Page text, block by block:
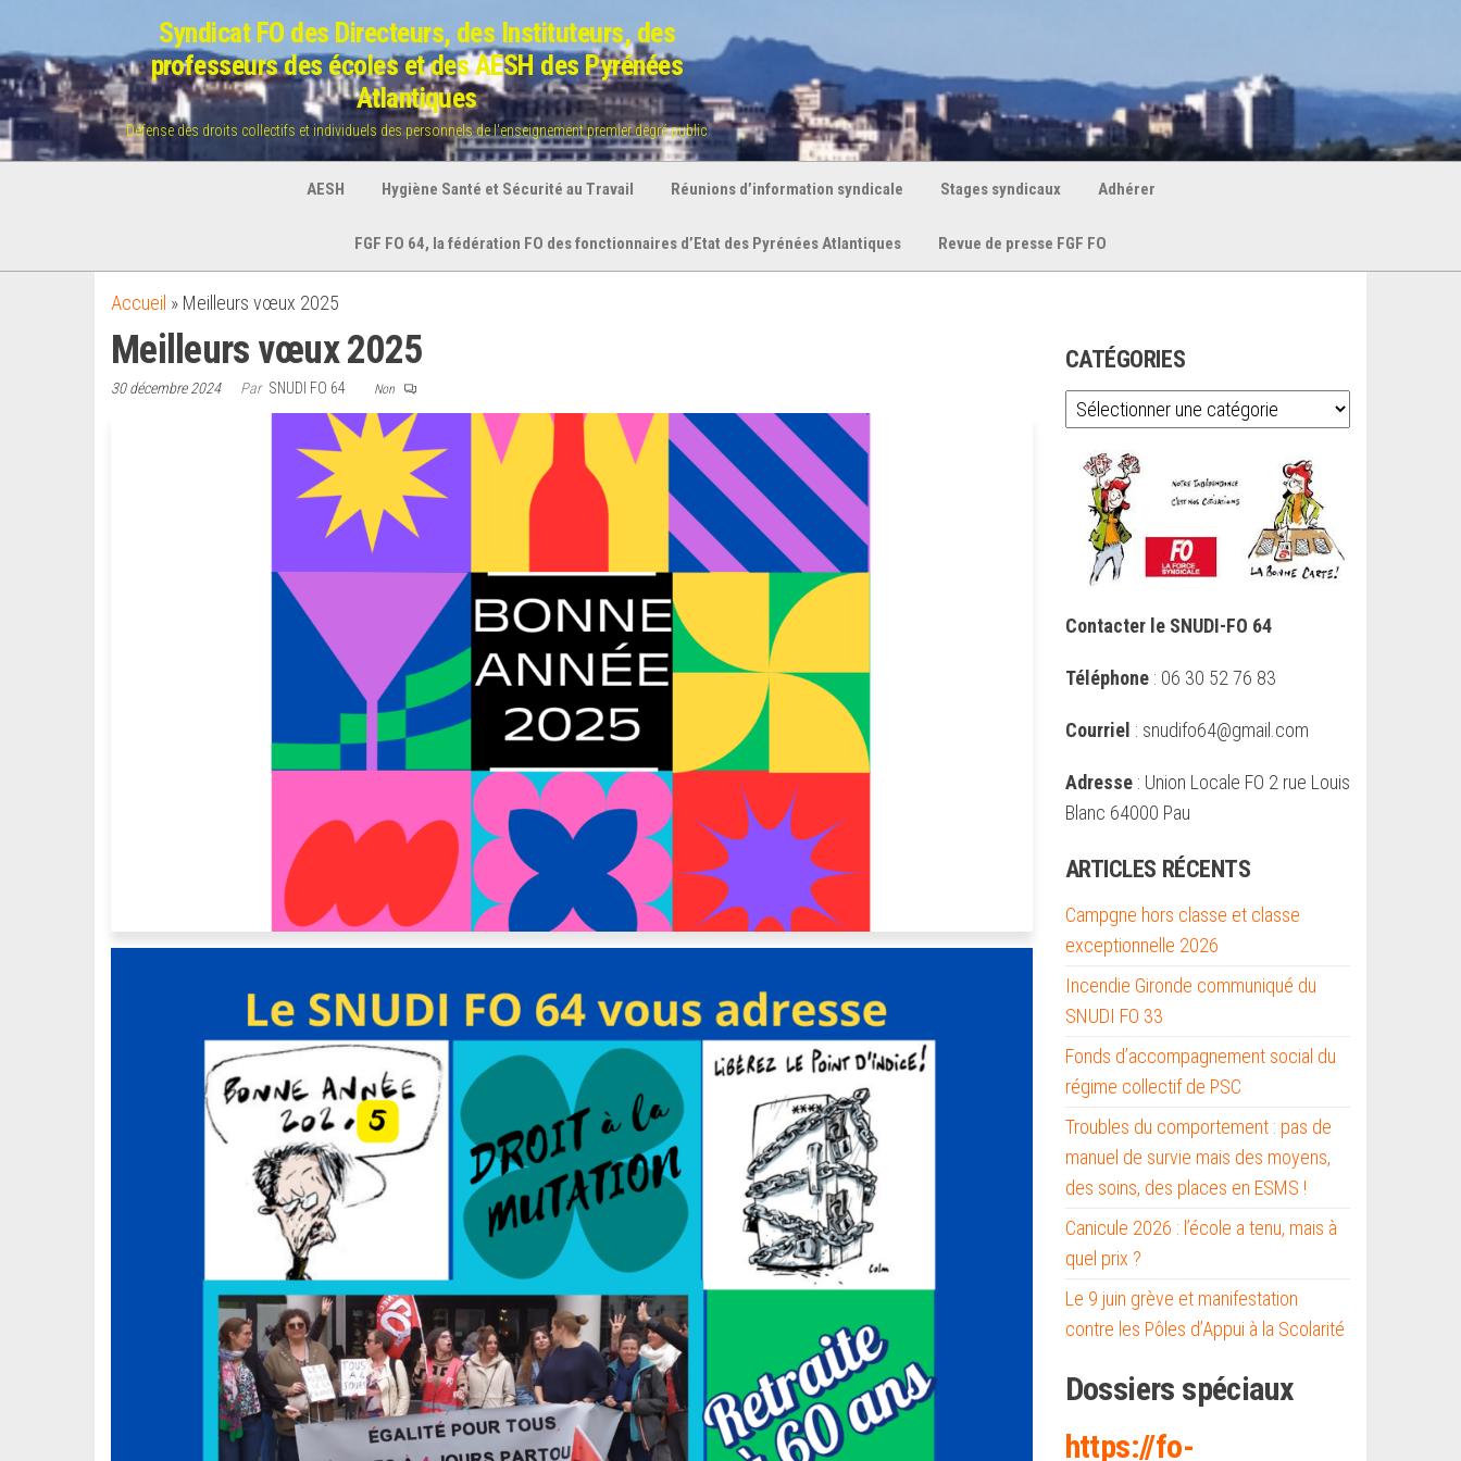
contenu
Syndicat FO des Directeurs, des Instituteurs, des
professeurs des écoles et des AESH des Pyrénées
Atlantiques
Défense des droits collectifs et individuels des personnels de l'enseignement premier degré public
AESH Hygiène Santé et Sécurité au Travail Réunions d’information syndicale Stages syndicaux Adhérer
FGF FO 64, la fédération FO des fonctionnaires d’Etat des Pyrénées Atlantiques Revue de presse FGF FO
Accueil » Meilleurs vœux 2025
Meilleurs vœux 2025
30 décembre 2024 Par SNUDI FO 64 Non
CATÉGORIES
Catégories
Contacter le SNUDI-FO 64
Téléphone: 06 30 52 76 83
Courriel : snudifo64@gmail.com
Adresse : Union Locale FO 2 rue Louis
Blanc 64000 Pau
ARTICLES RÉCENTS
Campgne hors classe et classe
exceptionnelle 2026
Incendie Gironde communiqué du
SNUDI FO 33
Fonds d’accompagnement social du
régime collectif de PSC
Troubles du comportement : pas de
manuel de survie mais des moyens,
des soins, des places en ESMS !
Canicule 2026 : l’école a tenu, mais à
quel prix ?
Le 9 juin grève et manifestation
contre les Pôles d’Appui à la Scolarité
Dossiers spéciaux
https://fo-